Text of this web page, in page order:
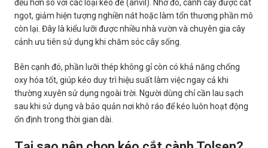
đều hơn so với các loại kéo đe (anvil). Nhờ đó, cành cây được cắt
ngọt, giảm hiện tượng nghiền nát hoặc làm tổn thương phần mô
còn lại. Đây là kiểu lưỡi được nhiều nhà vườn và chuyên gia cây
cảnh ưu tiên sử dụng khi chăm sóc cây sống.
Bên cạnh đó, phần lưỡi thép không gỉ còn có khả năng chống
oxy hóa tốt, giúp kéo duy trì hiệu suất làm việc ngay cả khi
thường xuyên sử dụng ngoài trời. Người dùng chỉ cần lau sạch
sau khi sử dụng và bảo quản nơi khô ráo để kéo luôn hoạt động
ổn định trong thời gian dài.